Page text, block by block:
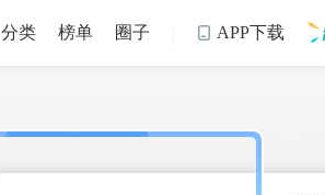
分类 榜单 圈子  APP下载